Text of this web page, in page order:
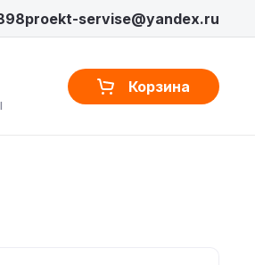
proekt-servise@yandex.ru
Корзина